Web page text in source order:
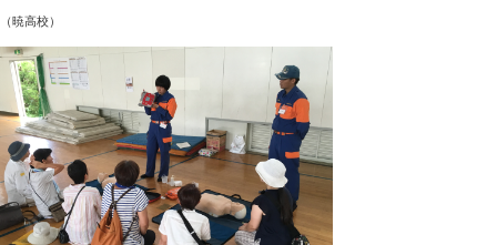
（暁高校）